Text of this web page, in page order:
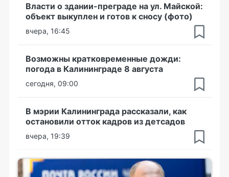
Власти о здании-преграде на ул. Майской:
объект выкуплен и готов к сносу (фото)
вчера, 16:45
Возможны кратковременные дожди:
погода в Калининграде 8 августа
сегодня, 09:00
В мэрии Калининграда рассказали, как
остановили отток кадров из детсадов
вчера, 19:39